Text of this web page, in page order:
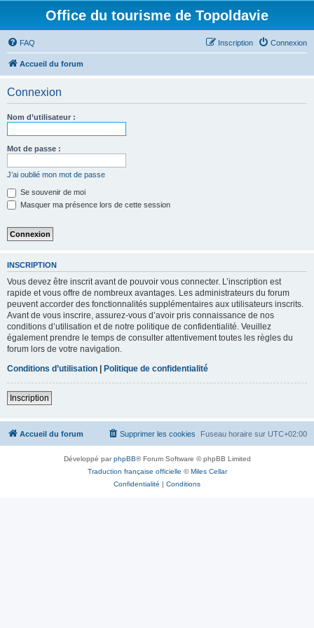
Office du tourisme de Topoldavie
FAQ Connexion
Inscription
Accueil du forum
Connexion
Nom d’utilisateur :
Mot de passe :
J’ai oublié mon mot de passe
Se souvenir de moi
Masquer ma présence lors de cette session
INSCRIPTION
Vous devez être inscrit avant de pouvoir vous connecter. L’inscription est
rapide et vous offre de nombreux avantages. Les administrateurs du forum
peuvent accorder des fonctionnalités supplémentaires aux utilisateurs inscrits.
Avant de vous inscrire, assurez-vous d’avoir pris connaissance de nos
conditions d’utilisation et de notre politique de confidentialité. Veuillez
également prendre le temps de consulter attentivement toutes les règles du
forum lors de votre navigation.
Conditions d’utilisation | Politique de confidentialité
Inscription
Accueil du forum Fuseau horaire sur UTC+02:00
Supprimer les cookies
Développé parphpBB® Forum Software © phpBB Limited
Traduction française officielle ©Miles Cellar
Confidentialité | Conditions